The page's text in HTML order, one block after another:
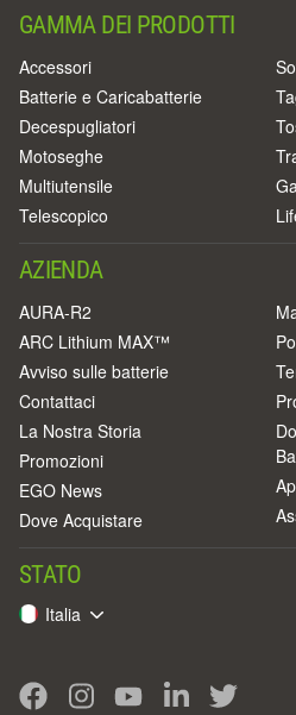
GAMMA DEI PRODOTTI
Accessori
Batterie e Caricabatterie
Decespugliatori
Motoseghe
Multiutensile
Telescopico
AZIENDA
AURA-R2
ARC Lithium MAX™
Avviso sulle batterie
Contattaci
La Nostra Storia
Promozioni
EGO News
Dove Acquistare
STATO
Italia